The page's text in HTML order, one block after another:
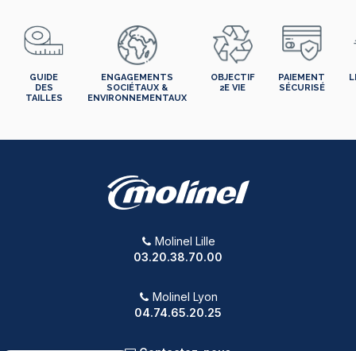
GUIDE
DES
TAILLES
ENGAGEMENTS
SOCIÉTAUX &
ENVIRONNEMENTAUX
OBJECTIF
2E VIE
PAIEMENT
SÉCURISÉ
Molinel Lille
03.20.38.70.00
Molinel Lyon
04.74.65.20.25